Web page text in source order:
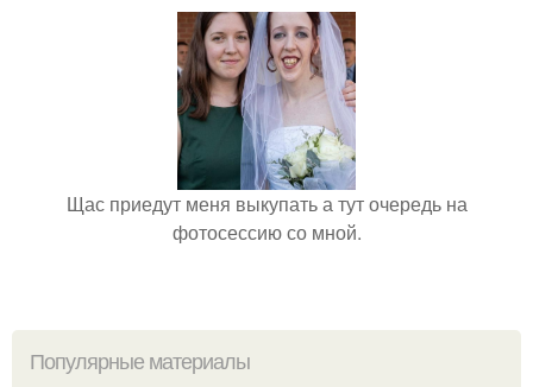
Щас приедут меня выкупать а тут очередь на
фотосессию со мной.
Популярные материалы